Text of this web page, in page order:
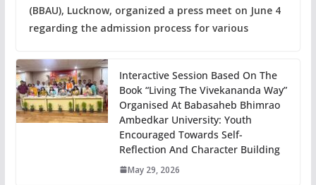
(BBAU), Lucknow, organized a press meet on June 4
regarding the admission process for various
Interactive Session Based On The
Book “Living The Vivekananda Way”
Organised At Babasaheb Bhimrao
Ambedkar University: Youth
Encouraged Towards Self-
Reflection And Character Building
May 29, 2026